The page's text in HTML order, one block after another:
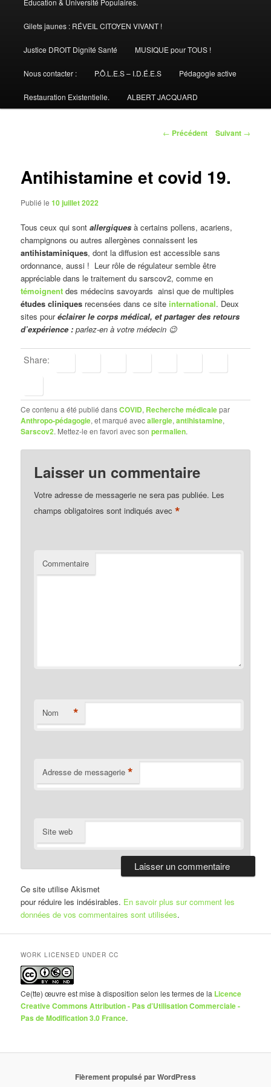
Gilets jaunes : RÉVEIL CITOYEN VIVANT !
Justice DROIT Dignité Santé MUSIQUE pour TOUS !
Nous contacter : P.Ô.L.E.S – I.D.É.E.S Pédagogie active
Restauration Existentielle. ALBERT JACQUARD
Navigation
← Précédent Suivant →
Antihistamine et covid 19.
Publié le10 juillet 2022
Tous ceux qui sontallergiques à certains pollens, acariens,
champignons ou autres allergènes connaissent les
antihistaminiques, dont la diffusion est accessible sans
ordonnance, aussi ! Leur rôle de régulateur semble être
appréciable dans le traitement du sarscov2, comme en
témoignent des médecins savoyards ainsi que de multiples
études cliniques recensées dans ce site international. Deux
sites pouréclairer le corps médical, et partager des retours
d’expérience : parlez-en à votre médecin 😉
Share:
Ce contenu a été publié dansCOVID, Recherche médicalepar
Anthropo-pédagogie, et marqué avecallergie,antihistamine,
Sarscov2. Mettez-le en favori avec sonpermalien.
Laisser un commentaire
Votre adresse de messagerie ne sera pas publiée. Les
champs obligatoires sont indiqués avec*
Commentaire
Nom *
Adresse de messagerie *
Site web
Ce site utilise Akismet
pour réduire les indésirables. En savoir plus sur comment les
données de vos commentaires sont utilisées.
WORK LICENSED UNDER CC
Ce(tte) œuvre est mise à disposition selon les termes de la Licence
Creative Commons Attribution - Pas d’Utilisation Commerciale -
Pas de Modification 3.0 France.
Fièrement propulsé par WordPress